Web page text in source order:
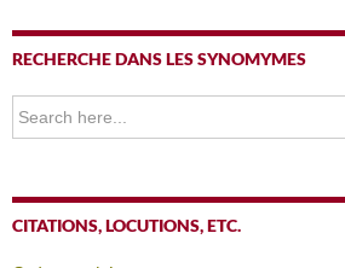
RECHERCHE DANS LES SYNOMYMES
Search
for:
CITATIONS, LOCUTIONS, ETC.